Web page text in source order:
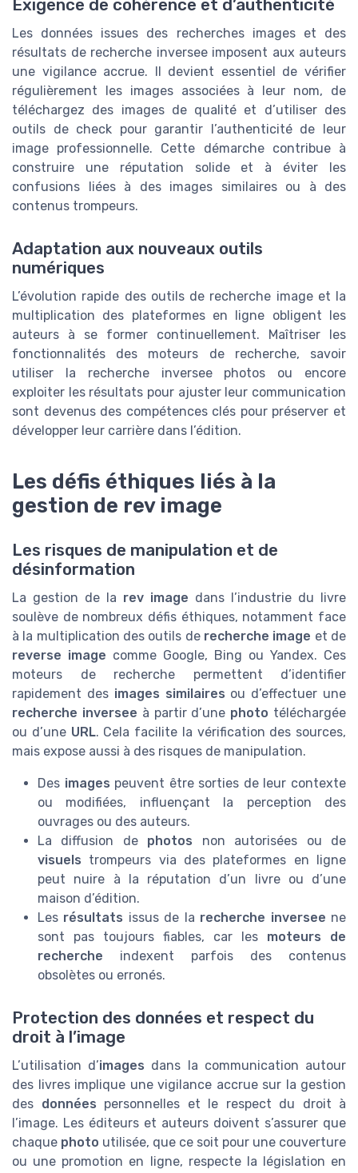
Exigence de cohérence et d’authenticité
Les données issues des recherches images et des
résultats de recherche inversee imposent aux auteurs
une vigilance accrue. Il devient essentiel de vérifier
régulièrement les images associées à leur nom, de
téléchargez des images de qualité et d’utiliser des
outils de check pour garantir l’authenticité de leur
image professionnelle. Cette démarche contribue à
construire une réputation solide et à éviter les
confusions liées à des images similaires ou à des
contenus trompeurs.
Adaptation aux nouveaux outils
numériques
L’évolution rapide des outils de recherche image et la
multiplication des plateformes en ligne obligent les
auteurs à se former continuellement. Maîtriser les
fonctionnalités des moteurs de recherche, savoir
utiliser la recherche inversee photos ou encore
exploiter les résultats pour ajuster leur communication
sont devenus des compétences clés pour préserver et
développer leur carrière dans l’édition.
Les défis éthiques liés à la
gestion de rev image
Les risques de manipulation et de
désinformation
La gestion de la rev image dans l’industrie du livre
soulève de nombreux défis éthiques, notamment face
à la multiplication des outils de recherche image et de
reverse image comme Google, Bing ou Yandex. Ces
moteurs de recherche permettent d’identifier
rapidement des images similaires ou d’effectuer une
recherche inversee à partir d’une photo téléchargée
ou d’une URL. Cela facilite la vérification des sources,
mais expose aussi à des risques de manipulation.
Des images peuvent être sorties de leur contexte
ou modifiées, influençant la perception des
ouvrages ou des auteurs.
La diffusion de photos non autorisées ou de
visuels trompeurs via des plateformes en ligne
peut nuire à la réputation d’un livre ou d’une
maison d’édition.
Les résultats issus de la recherche inversee ne
sont pas toujours fiables, car les moteurs de
recherche indexent parfois des contenus
obsolètes ou erronés.
Protection des données et respect du
droit à l’image
L’utilisation d’images dans la communication autour
des livres implique une vigilance accrue sur la gestion
des données personnelles et le respect du droit à
l’image. Les éditeurs et auteurs doivent s’assurer que
chaque photo utilisée, que ce soit pour une couverture
ou une promotion en ligne, respecte la législation en